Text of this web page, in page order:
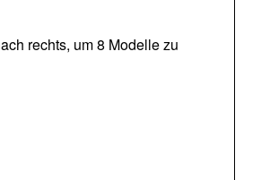
rechts, um 8 Modelle zu